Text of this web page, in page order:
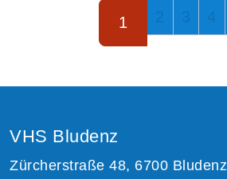
Seite 1 von 4
1 2 3 4
VHS Bludenz
Zürcherstraße 48, 6700 Bludenz